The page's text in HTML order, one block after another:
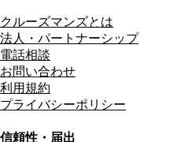
クルーズマンズとは
法人・パートナーシップ
電話相談
お問い合わせ
利用規約
プライバシーポリシー
信頼性・届出